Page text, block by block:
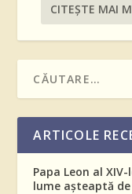
CITEŞTE MAI
ARTICOLE
Papa Leon al
lume așteaptă